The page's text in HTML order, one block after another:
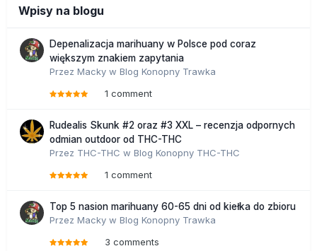
Wpisy na blogu
Depenalizacja marihuany w Polsce pod coraz
większym znakiem zapytania
Przez Macky w Blog Konopny Trawka
1 comment
Rudealis Skunk #2 oraz #3 XXL – recenzja odpornych
odmian outdoor od THC-THC
Przez THC-THC w Blog Konopny THC-THC
1 comment
Top 5 nasion marihuany 60-65 dni od kiełka do zbioru
Przez Macky w Blog Konopny Trawka
3 comments